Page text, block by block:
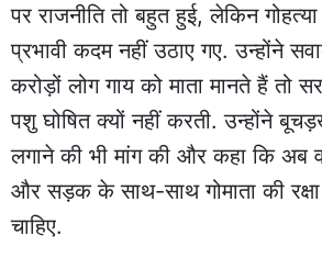
पर राजनीति तो बहुत हुई, लेकिन
प्रभावी कदम नहीं उठाए गए. उन्होंने
करोड़ों लोग गाय को माता मानते हैं तो
पशु घोषित क्यों नहीं करती. उन्होंने
लगाने की भी मांग की और कहा कि अब
और सड़क के साथ-साथ गोमाता की रक्षा
चाहिए.